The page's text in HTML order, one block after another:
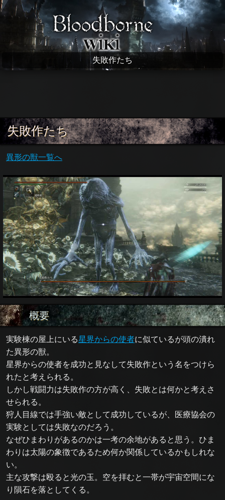
Bloodborne wiki
失敗作たち
失敗作たち
異形の獣一覧へ
概要
実験棟の屋上にいる星界からの使者に似ているが頭の潰れ
た異形の獣。
星界からの使者を成功と見なして失敗作という名をつけら
れたと考えられる。
しかし戦闘力は失敗作の方が高く、失敗とは何かと考えさ
せられる。
狩人目線では手強い敵として成功しているが、医療協会の
実験としては失敗なのだろう。
なぜひまわりがあるのかは一考の余地があると思う。ひま
わりは太陽の象徴であるため何か関係しているかもしれな
い。
主な攻撃は殴ると光の玉。空を拝むと一帯が宇宙空間にな
り隕石を落としてくる。